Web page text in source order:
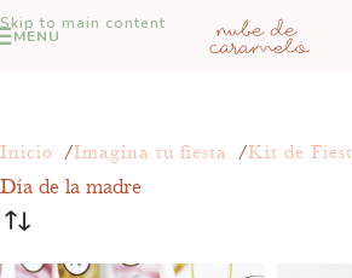
Skip to main content
MENU
Inicio Imagina tu fiesta Kit de
Día de la madre